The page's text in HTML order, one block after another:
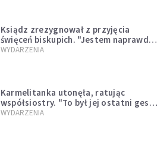
Ksiądz zrezygnował z przyjęcia
święceń biskupich. "Jestem naprawdę
niegodny"
WYDARZENIA
Karmelitanka utonęła, ratując
współsiostry. "To był jej ostatni gest
miłości"
WYDARZENIA